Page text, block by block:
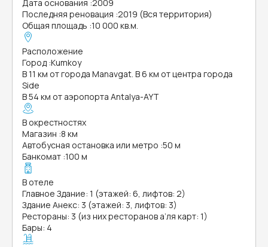
Дата основания :2009
Последняя реновация :2019 (Вся территория)
Общая площадь :10 000 кв.м.
Расположение
Город :Kumkoy
В 11 км от города Manavgat. В 6 км от центра города
Side
В 54 км от аэропорта Antalya-AYT
В окрестностях
Магазин :8 км
Автобусная остановка или метро :50 м
Банкомат :100 м
В отеле
Главное Здание: 1 (этажей: 6, лифтов: 2)
Здание Анекс: 3 (этажей: 3, лифтов: 3)
Рестораны: 3 (из них ресторанов а’ля карт: 1)
Бары: 4